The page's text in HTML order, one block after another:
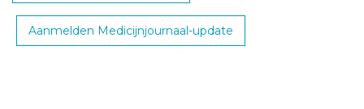
Aanmelden Medicijnjournaal-update